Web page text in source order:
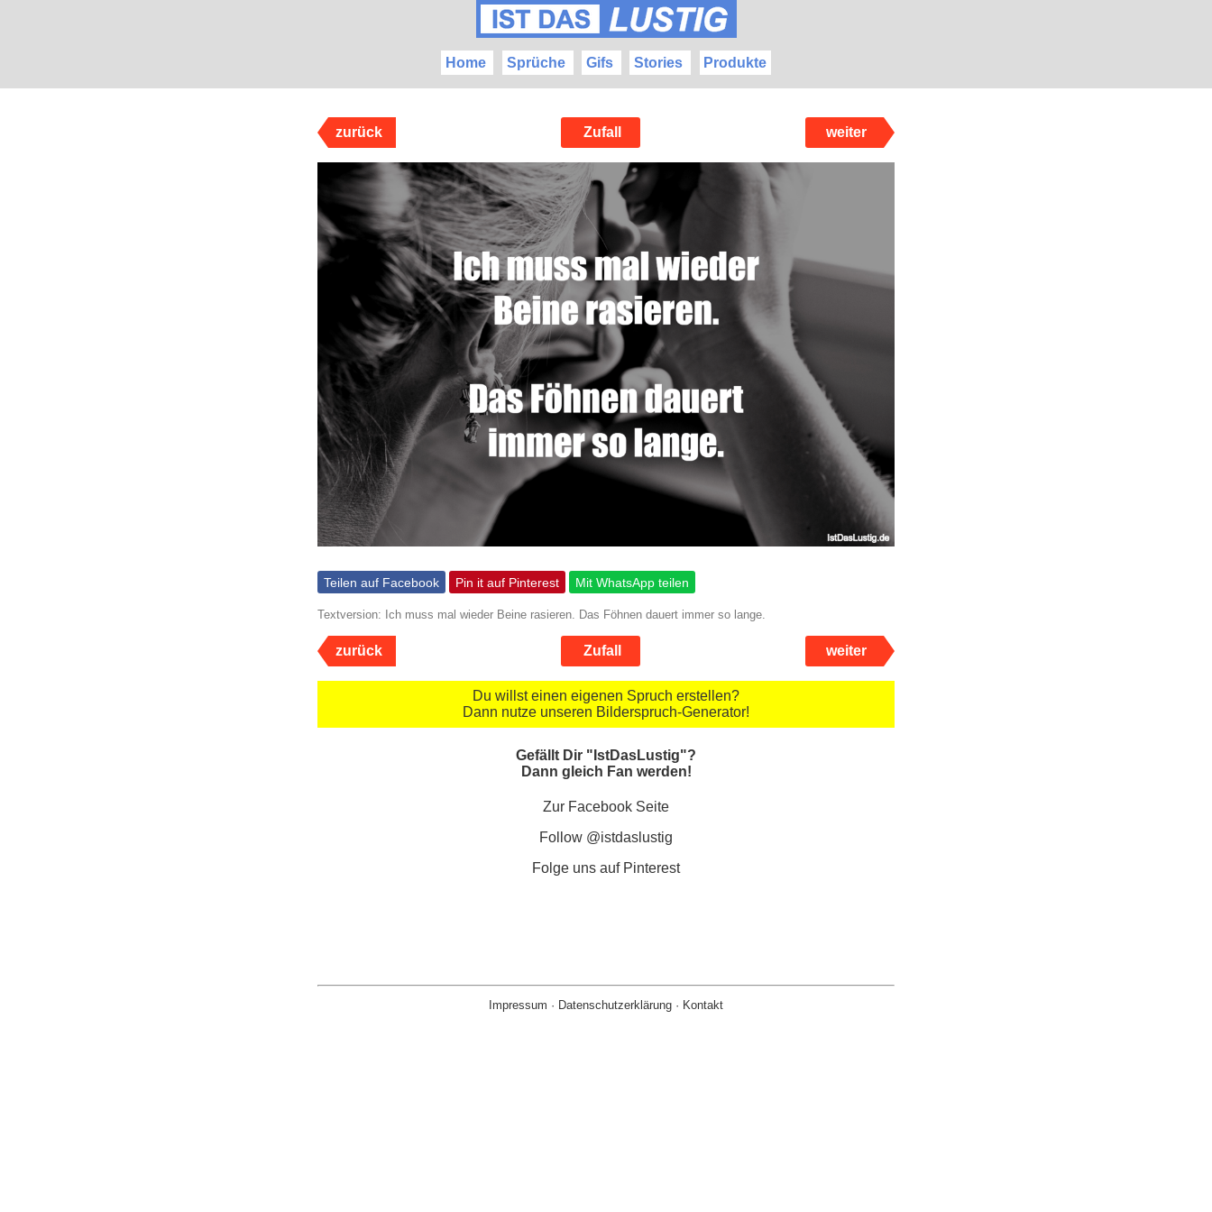
Home Sprüche Gifs Stories Produkte
zurück Zufall weiter
Teilen auf Facebook Pin it auf Pinterest Mit WhatsApp teilen
Textversion: Ich muss mal wieder Beine rasieren. Das Föhnen dauert immer so lange.
zurück Zufall weiter
Du willst einen eigenen Spruch erstellen?
Dann nutze unseren Bilderspruch-Generator!
Gefällt Dir "IstDasLustig"?
Dann gleich Fan werden!
Zur Facebook Seite
Follow @istdaslustig
Folge uns auf Pinterest
Impressum · Datenschutzerklärung · Kontakt